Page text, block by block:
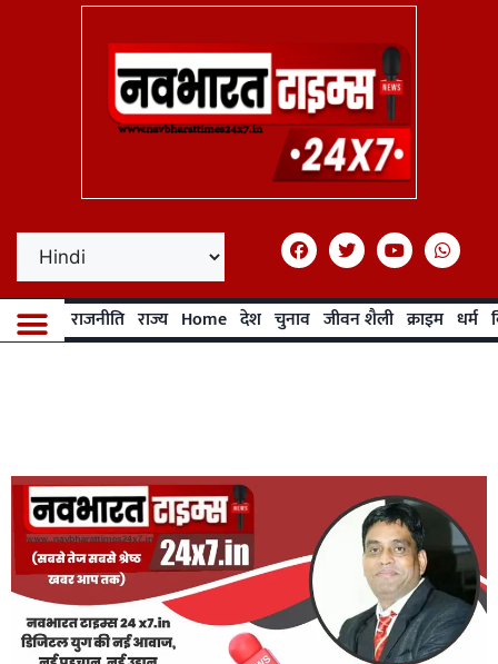
राजनीति राज्य Home देश चुनाव जीवन शैली क्राइम धर्म